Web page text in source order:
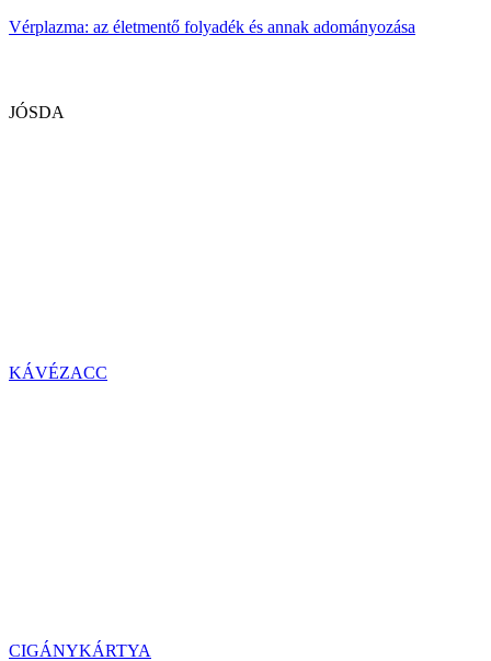
Vérplazma: az életmentő folyadék és annak adományozása
JÓSDA
KÁVÉZACC
CIGÁNYKÁRTYA